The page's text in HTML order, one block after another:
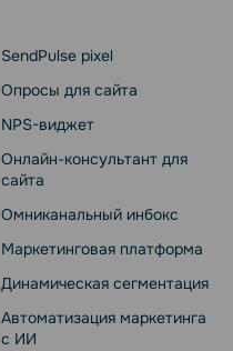
SendPulse pixel
Опросы для сайта
NPS-виджет
Онлайн-консультант для
сайта
Омниканальный инбокс
Маркетинговая платформа
Динамическая сегментация
Автоматизация маркетинга
с ИИ